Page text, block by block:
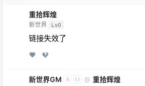
重拾辉煌
新世界 Lv0
链接失效了
新世界GM A M @ 重拾辉煌